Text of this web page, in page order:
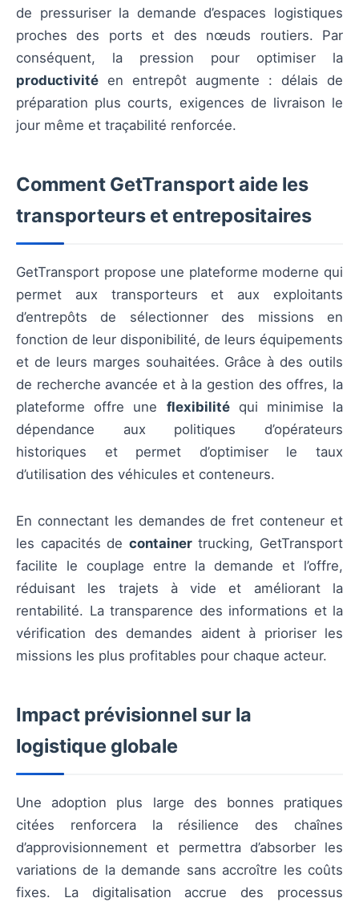
de pressuriser la demande d’espaces logistiques
proches des ports et des nœuds routiers. Par
conséquent, la pression pour optimiser la
productivité en entrepôt augmente : délais de
préparation plus courts, exigences de livraison le
jour même et traçabilité renforcée.
Comment GetTransport aide les
transporteurs et entrepositaires
GetTransport propose une plateforme moderne qui
permet aux transporteurs et aux exploitants
d’entrepôts de sélectionner des missions en
fonction de leur disponibilité, de leurs équipements
et de leurs marges souhaitées. Grâce à des outils
de recherche avancée et à la gestion des offres, la
plateforme offre une flexibilitéqui minimise la
dépendance aux politiques d’opérateurs
historiques et permet d’optimiser le taux
d’utilisation des véhicules et conteneurs.
En connectant les demandes de fret conteneur et
les capacités de containertrucking, GetTransport
facilite le couplage entre la demande et l’offre,
réduisant les trajets à vide et améliorant la
rentabilité. La transparence des informations et la
vérification des demandes aident à prioriser les
missions les plus profitables pour chaque acteur.
Impact prévisionnel sur la
logistique globale
Une adoption plus large des bonnes pratiques
citées renforcera la résilience des chaînes
d’approvisionnement et permettra d’absorber les
variations de la demande sans accroître les coûts
fixes. La digitalisation accrue des processus